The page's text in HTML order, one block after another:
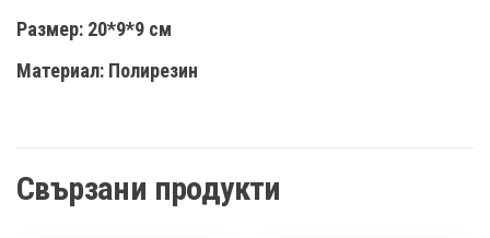
Размер: 20*9*9 см
Материал: Полирезин
Свързани продукти